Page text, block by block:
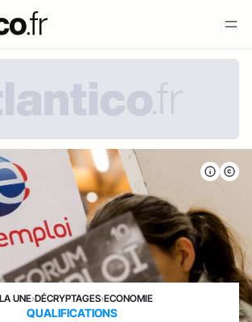
UNE›DÉCRYPTAGES›ECONOMIE
QUALIFICATIONS